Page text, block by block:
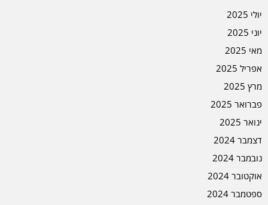
יולי 2025
יוני 2025
מאי 2025
אפריל 2025
מרץ 2025
פברואר 2025
ינואר 2025
דצמבר 2024
נובמבר 2024
אוקטובר 2024
ספטמבר 2024